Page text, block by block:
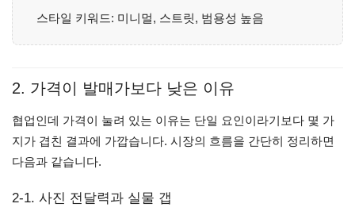
스타일 키워드: 미니멀, 스트릿, 범용성 높음
2. 가격이 발매가보다 낮은 이유
협업인데 가격이 눌려 있는 이유는 단일 요인이라기보다 몇 가
지가 겹친 결과에 가깝습니다. 시장의 흐름을 간단히 정리하면
다음과 같습니다.
2-1. 사진 전달력과 실물 갭